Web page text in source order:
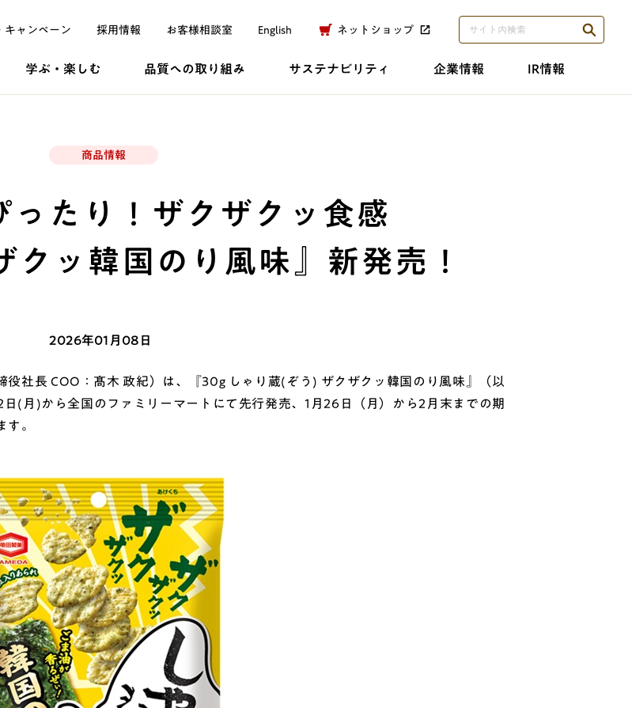
学ぶ・ 楽しむ 品質への取り組み サステナビリティ 企業情報 IR情報
キャンペーン 採用情報 お客様相談室 English ネットショップ
商品情報
ったり！ザクザクッ食感
クッ韓国のり風味』新発売！
2026年01月08日
社長 COO：髙木 政紀）は、『30g しゃり蔵(ぞう) ザクザクッ韓国のり風味』（以
(月)から全国のファミリーマートにて先行発売、1月26日（月）から2月末までの期
す。